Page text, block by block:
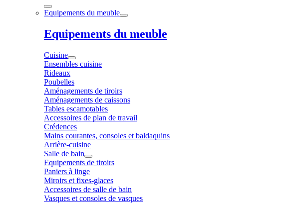
Equipements du meuble
Equipements du meuble
Cuisine
Ensembles cuisine
Rideaux
Poubelles
Aménagements de tiroirs
Aménagements de caissons
Tables escamotables
Accessoires de plan de travail
Crédences
Mains courantes, consoles et baldaquins
Arrière-cuisine
Salle de bain
Equipements de tiroirs
Paniers à linge
Miroirs et fixes-glaces
Accessoires de salle de bain
Vasques et consoles de vasques